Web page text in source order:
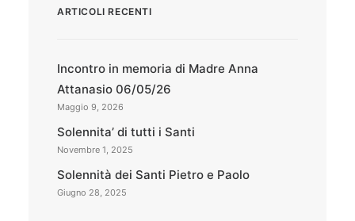
ARTICOLI RECENTI
Incontro in memoria di Madre Anna
Attanasio 06/05/26
Maggio 9, 2026
Solennita’ di tutti i Santi
Novembre 1, 2025
Solennità dei Santi Pietro e Paolo
Giugno 28, 2025